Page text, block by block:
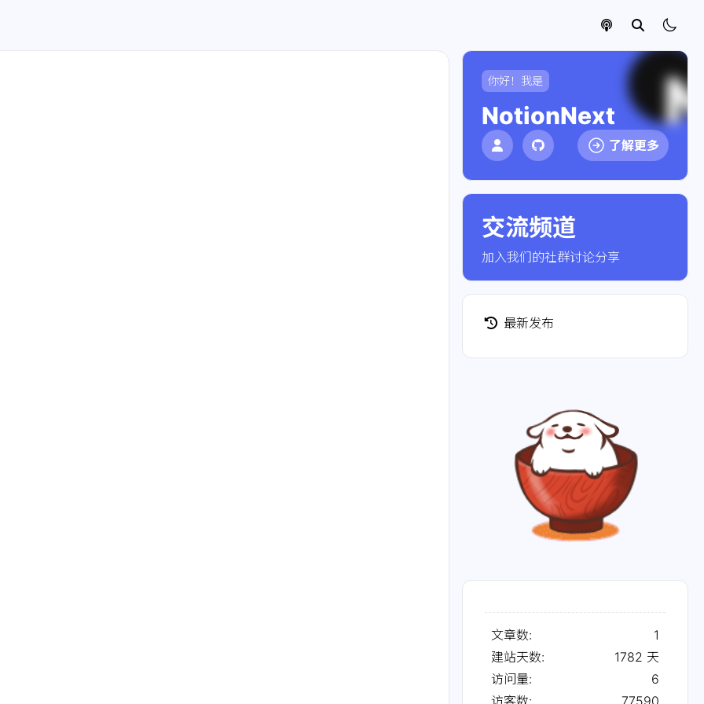
你好！我是
NotionNext
了解更多
交流频道
加入我们的社群讨论分享
点击加入社群
最新发布
文章数:
1
建站天数:
1782 天
访问量:
6
访客数:
77590